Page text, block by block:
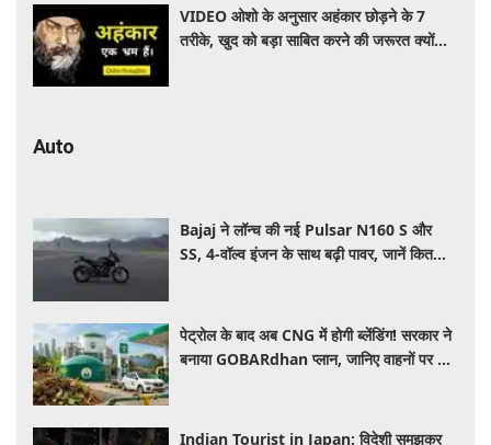
VIDEO ओशो के अनुसार अहंकार छोड़ने के 7
तरीके, खुद को बड़ा साबित करने की जरूरत क्यों
Auto
Bajaj ने लॉन्च की नई Pulsar N160 S और
SS, 4-वॉल्व इंजन के साथ बढ़ी पावर, जानें कितनी है
पेट्रोल के बाद अब CNG में होगी ब्लेंडिंग! सरकार ने
बनाया GOBARdhan प्लान, जानिए वाहनों पर क्या
Indian Tourist in Japan: विदेशी समझकर